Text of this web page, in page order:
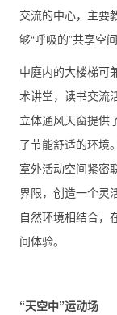
交流的中心，主要
够“呼吸的”共享空间
中庭内的大楼梯可
术讲堂，读书交流
立体通风天窗提供
了节能舒适的环境
室外活动空间紧密
界限，创造一个灵
自然环境相结合，
间体验。
“天空中”运动场